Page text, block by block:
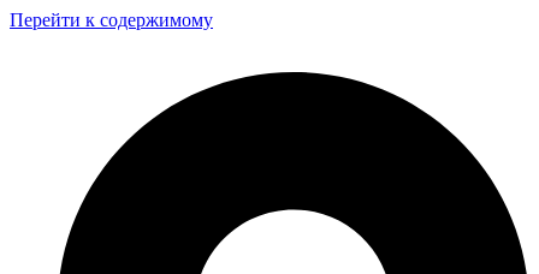
Перейти к содержимому